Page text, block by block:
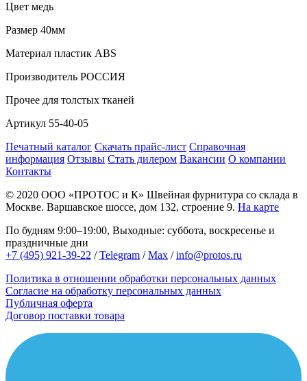
Цвет медь
Размер 40мм
Материал пластик АВS
Производитель РОССИЯ
Прочее для толстых тканей
Артикул 55-40-05
Печатный каталог Скачать прайс-лист Справочная
информация Отзывы Стать дилером Вакансии О компании
Контакты
© 2020 ООО «ПРОТОС и К» Швейная фурнитура со склада в
Москве. Варшавское шоссе, дом 132, строение 9. На карте
По будням 9:00–19:00, Выходные: суббота, воскресенье и
праздничные дни
+7 (495) 921-39-22 /Telegram /Max /info@protos.ru
Политика в отношении обработки персональных данных
Согласие на обработку персональных данных
Публичная оферта
Договор поставки товара